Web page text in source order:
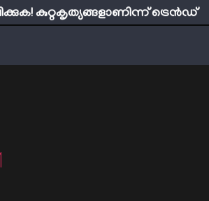
കുറ്റകൃത്യങ്ങളാണിന്ന് ട്രെന്‍ഡ്
നവവി: അനന്തമായ നാൽപതാണ്ടുകൾ